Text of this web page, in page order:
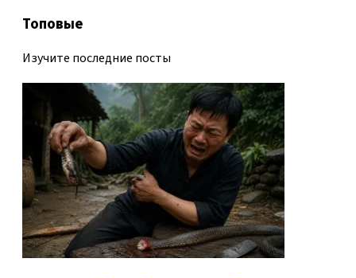
Топовые
Изучите последние посты